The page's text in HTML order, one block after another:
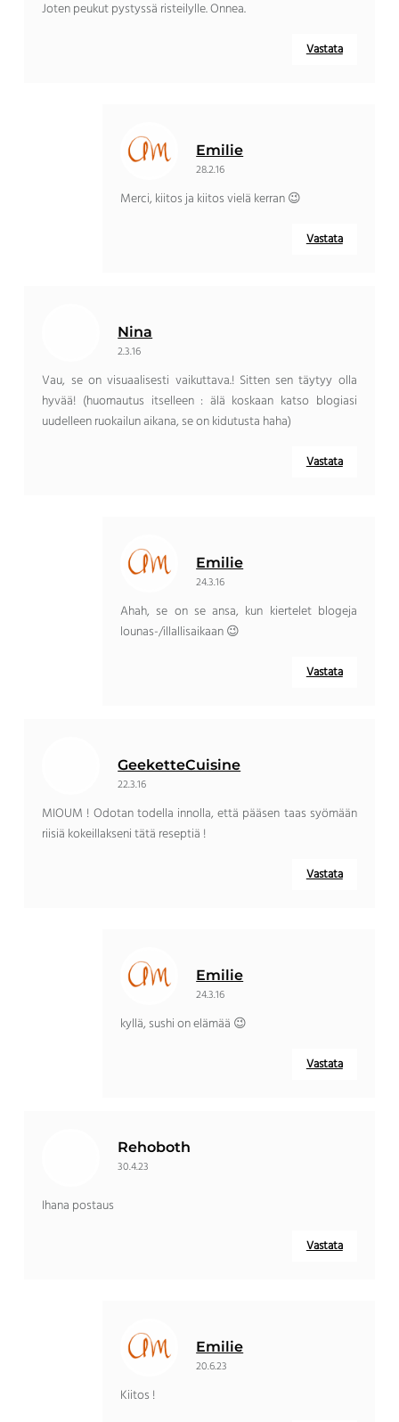
Joten peukut pystyssä risteilylle. Onnea.
Vastata
Emilie
28.2.16
Merci, kiitos ja kiitos vielä kerran 😉
Vastata
Nina
2.3.16
Vau, se on visuaalisesti vaikuttava.! Sitten sen täytyy olla
hyvää! (huomautus itselleen : älä koskaan katso blogiasi
uudelleen ruokailun aikana, se on kidutusta haha)
Vastata
Emilie
24.3.16
Ahah, se on se ansa, kun kiertelet blogeja
lounas-/illallisaikaan 😉
Vastata
GeeketteCuisine
22.3.16
MIOUM ! Odotan todella innolla, että pääsen taas syömään
riisiä kokeillakseni tätä reseptiä !
Vastata
Emilie
24.3.16
kyllä, sushi on elämää 😉
Vastata
Rehoboth
30.4.23
Ihana postaus
Vastata
Emilie
20.6.23
Kiitos !